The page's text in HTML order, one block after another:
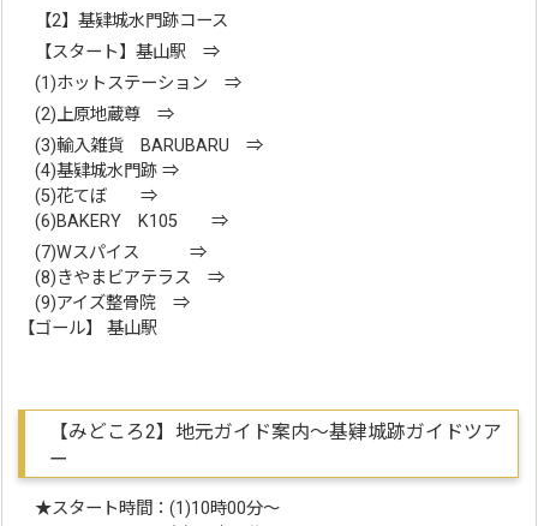
【2】基肄城水門跡コース
【スタート】基山駅 ⇒
(1)ホットステーション ⇒
(2)上原地蔵尊 ⇒
(3)輸入雑貨 BARUBARU ⇒
(4)基肄城水門跡 ⇒
(5)花てぼ ⇒
(6)BAKERY K105 ⇒
(7)Wスパイス ⇒
(8)きやまビアテラス ⇒
(9)アイズ整骨院 ⇒
【ゴール】 基山駅
【みどころ2】地元ガイド案内～基肄城跡ガイドツア
ー
★スタート時間：(1)10時00分～